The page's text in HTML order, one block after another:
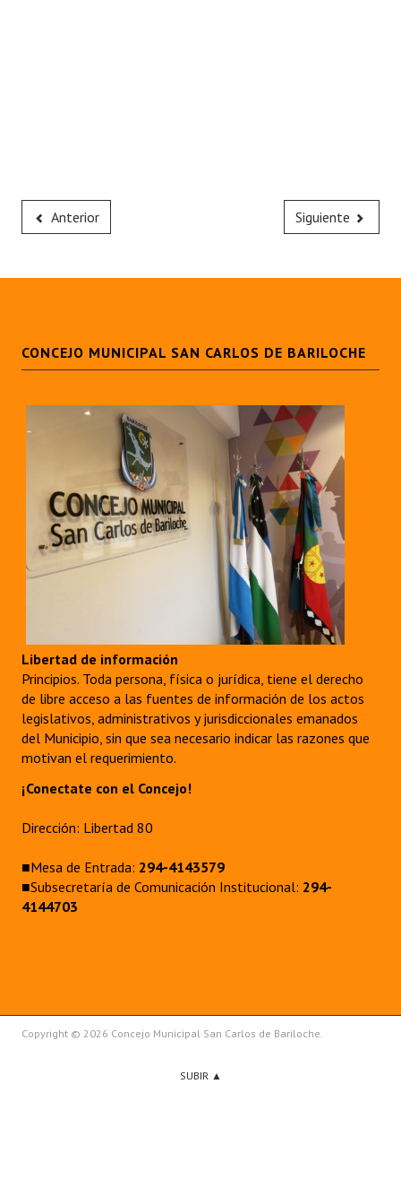
Anterior Siguiente
CONCEJO MUNICIPAL SAN CARLOS DE BARILOCHE
Libertad de información
Principios. Toda persona, física o jurídica, tiene el derecho
de libre acceso a las fuentes de información de los actos
legislativos, administrativos y jurisdiccionales emanados
del Municipio, sin que sea necesario indicar las razones que
motivan el requerimiento.
¡Conectate con el Concejo!
Dirección: Libertad 80
■Mesa de Entrada: 294-4143579
■Subsecretaría de Comunicación Institucional: 294-
4144703
Copyright © 2026 Concejo Municipal San Carlos de Bariloche.
SUBIR ▲